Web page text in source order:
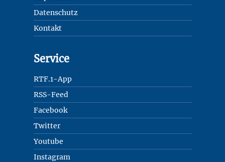
Datenschutz
Kontakt
Service
RTF.1-App
RSS-Feed
Facebook
Twitter
Youtube
Instagram